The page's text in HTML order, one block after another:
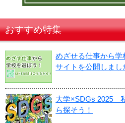
おすすめ特集
めざせる仕事から
サイトを公開しまし
大学×SDGs 2025
ら探そう！